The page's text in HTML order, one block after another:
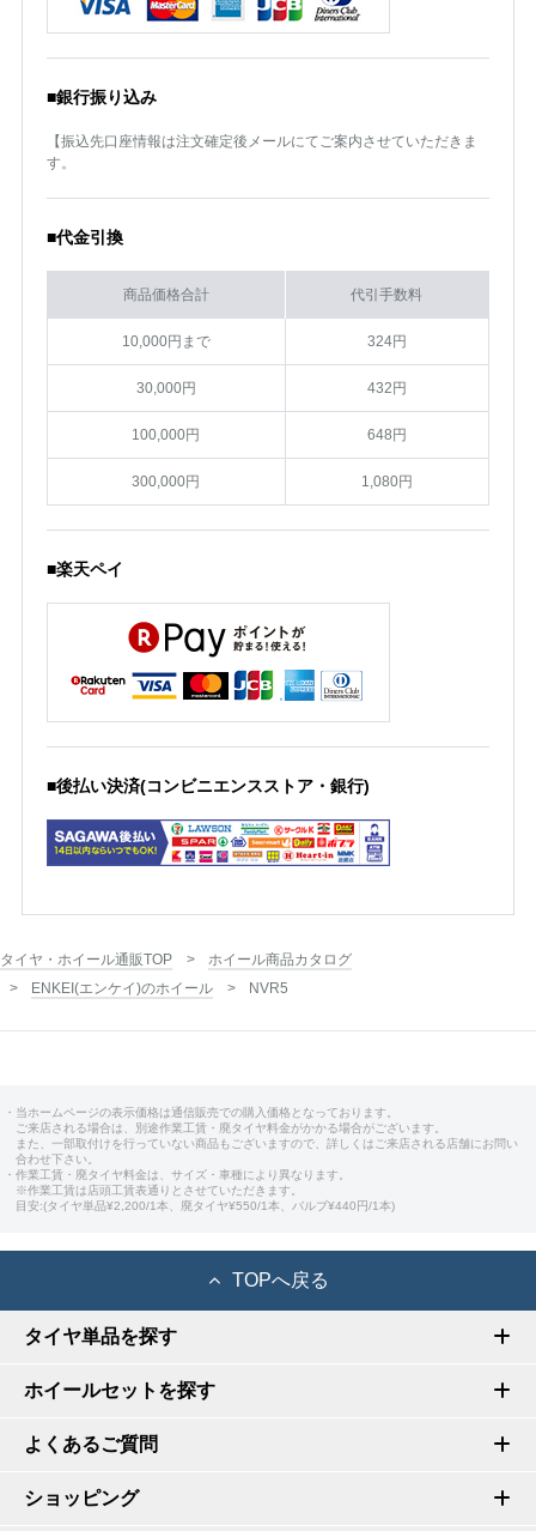
■銀行振り込み
【振込先口座情報は注文確定後メールにてご案内させていただきま
す。
■代金引換
商品価格合計 代引手数料
10,000円まで 324円
30,000円 432円
100,000円 648円
300,000円 1,080円
■楽天ペイ
■後払い決済(コンビニエンスストア・銀行)
タイヤ・ホイール通販TOP
ホイール商品カタログ
ENKEI(エンケイ)のホイール
NVR5
・当ホームページの表示価格は通信販売での購入価格となっております。
ご来店される場合は、別途作業工賃・廃タイヤ料金がかかる場合がございます。
また、一部取付けを行っていない商品もございますので、詳しくはご来店される店舗にお問い
合わせ下さい。
・作業工賃・廃タイヤ料金は、サイズ・車種により異なります。
※作業工賃は店頭工賃表通りとさせていただきます。
目安:(タイヤ単品¥2,200/1本、廃タイヤ¥550/1本、バルブ¥440円/1本)
TOPへ戻る
タイヤ単品を探す
ホイールセットを探す
よくあるご質問
ショッピング